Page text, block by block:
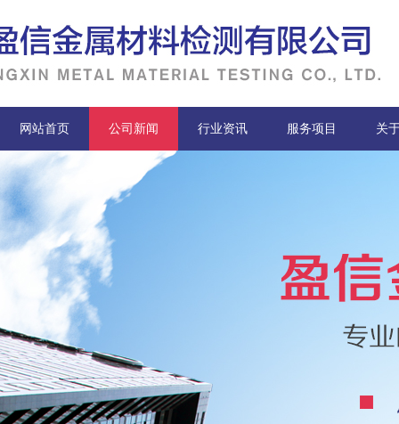
网站首页 公司新闻 行业资讯 服务项目 关